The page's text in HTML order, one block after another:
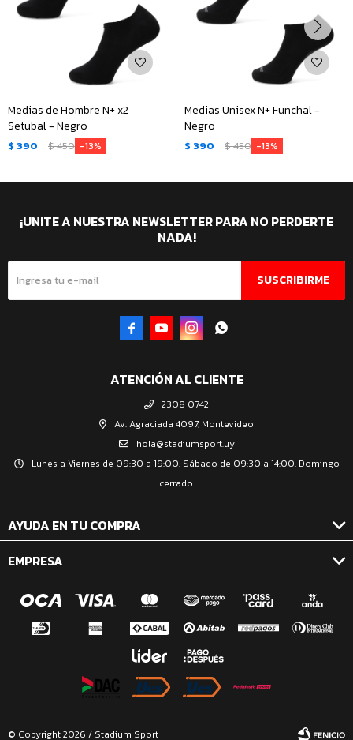
Medias de Hombre N+ x2
Setubal - Negro
$ 390 $450 13
Medias Unisex N+ Funchal -
Negro
$ 390 $450 13
ATENCIÓN AL CLIENTE
2308 0742
Av. Agraciada 4097, Montevideo
hola@stadiumsport.uy
Lunes a Viernes de 09:30 a 19:00. Sábado de 09:30 a 14:00. Domingo
cerrado.
AYUDA EN TU COMPRA
EMPRESA
¡UNITE A NUESTRA NEWSLETTER PARA NO PERDERTE
NADA!
SUSCRIBIRME
   
© Copyright 2026 / Stadium Sport